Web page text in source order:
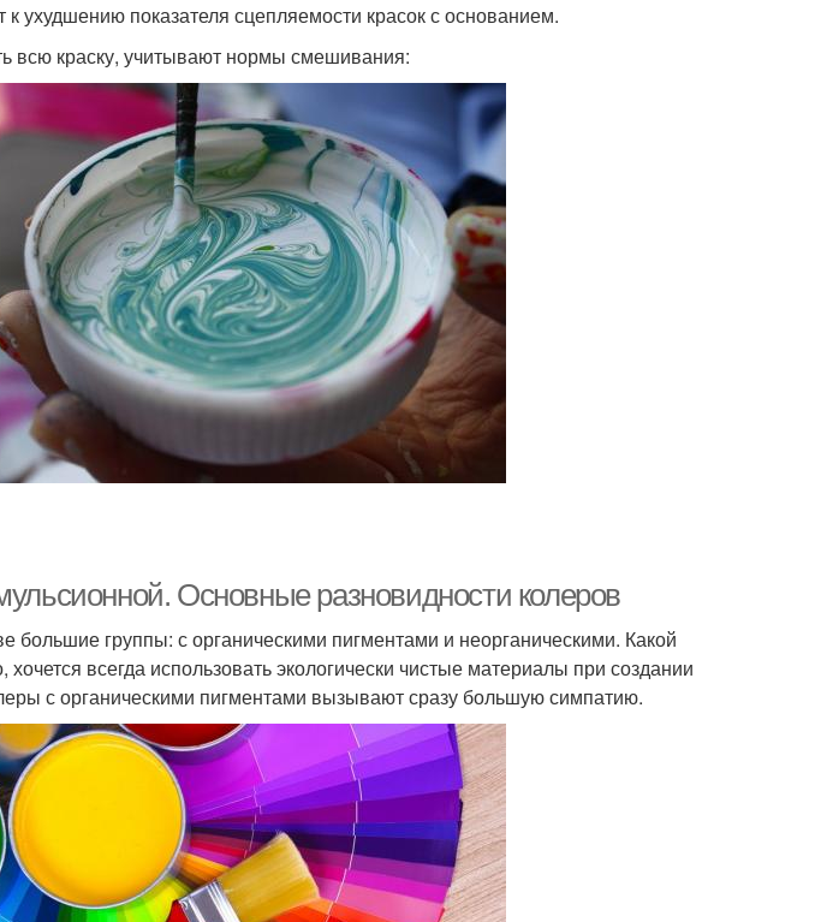
ухудшению показателя сцепляемости красок с основанием.
всю краску, учитывают нормы смешивания:
Основные разновидности колеров
большие группы: с органическими пигментами и неорганическими. Какой
всегда использовать экологически чистые материалы при создании
с органическими пигментами вызывают сразу большую симпатию.